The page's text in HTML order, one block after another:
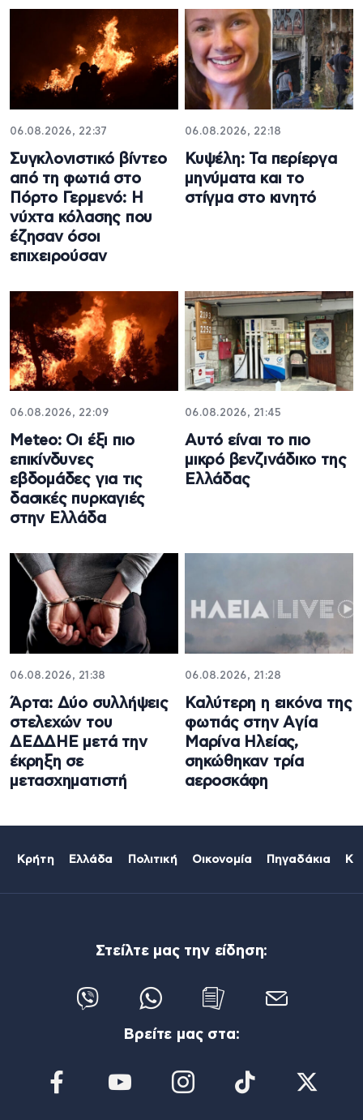
06.08.2026, 22:37
Συγκλονιστικό βίντεο
από τη φωτιά στο
Πόρτο Γερμενό: Η
νύχτα κόλασης που
έζησαν όσοι
επιχειρούσαν
06.08.2026, 22:18
Κυψέλη: Τα περίεργα
μηνύματα και το
στίγμα στο κινητό
06.08.2026, 22:09
Meteo: Οι έξι πιο
επικίνδυνες
εβδομάδες για τις
δασικές πυρκαγιές
στην Ελλάδα
06.08.2026, 21:45
Αυτό είναι το πιο
μικρό βενζινάδικο της
Ελλάδας
06.08.2026, 21:38
Άρτα: Δύο συλλήψεις
στελεχών του
ΔΕΔΔΗΕ μετά την
έκρηξη σε
μετασχηματιστή
06.08.2026, 21:28
Καλύτερη η εικόνα της
φωτιάς στην Aγία
Μαρίνα Ηλείας,
σηκώθηκαν τρία
αεροσκάφη
Κρήτη Ελλάδα Πολιτική Οικονομία Πηγαδάκια
Στείλτε μας την είδηση:
Βρείτε μας στα: